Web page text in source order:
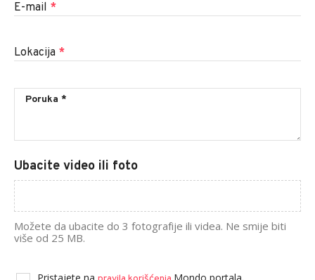
E-mail *
Lokacija *
Ubacite video ili foto
Možete da ubacite do 3 fotografije ili videa. Ne smije biti
više od 25 MB.